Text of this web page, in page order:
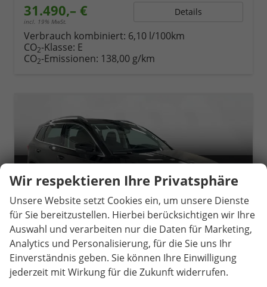
31.490,– €
incl. 19% MwSt.
Details
Verbrauch kombiniert: 6,10 l/100km
CO2-Klasse: E
CO2-Emissionen: 138,00 g/km
Wir respektieren Ihre Privatsphäre
Unsere Website setzt Cookies ein, um unsere Dienste
für Sie bereitzustellen. Hierbei berücksichtigen wir Ihre
Auswahl und verarbeiten nur die Daten für Marketing,
Analytics und Personalisierung, für die Sie uns Ihr
Einverständnis geben. Sie können Ihre Einwilligung
jederzeit mit Wirkung für die Zukunft widerrufen.